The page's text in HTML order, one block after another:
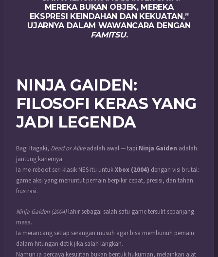
MEREKA BUKAN OBJEK, MEREKA
EKSPRESI KEINDAHAN DAN KEKUATAN,”
UJARNYA DALAM WAWANCARA DENGAN
FAMITSU.
NINJA GAIDEN:
FILOSOFI KERAS YANG
JADI LEGENDA
Bagi Itagaki, Dead or Aliveadalah awal — tapi Ninja Gaiden adalah
jantung kariernya.
Ia me-reboot seri klasik NES itu untukXbox (2004) dengan visi brutal:
game aksi yang menuntut pemain berpikir cepat, presisi, dan tahan
frustrasi.
Ninja Gaiden (2004) lahir sebagai salah satu game tersulit sepanjang
masa.
Ia merancang setiap serangan musuh agar bisa membunuh pemain
dalam hitungan detik jika salah langkah.
Namun ia percaya kesulitan bukan bentuk hukuman, melainkan alat